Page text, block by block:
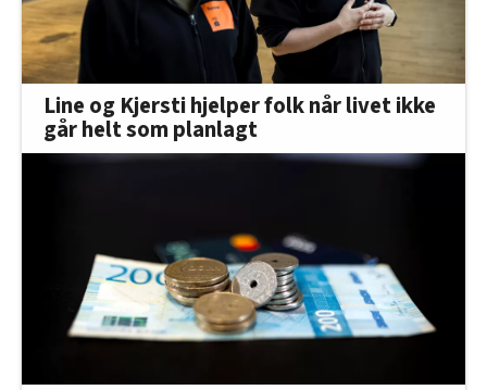
Line og Kjersti hjelper folk når livet ikke
går helt som planlagt